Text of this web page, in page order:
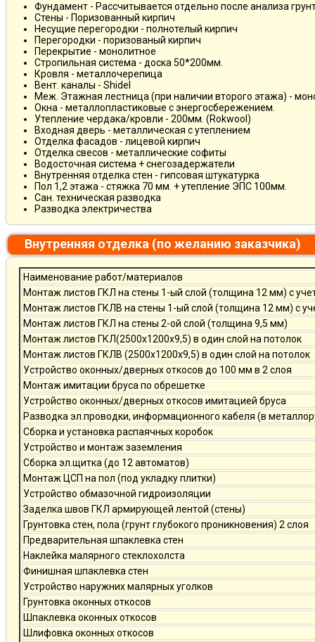
Фундамент - Рассчитывается отдельно после анализа
Стены - Поризованный кирпич
Несущие перегородки - полнотелый кирпич
Перегородки - поризованый кирпич
Перекрытие - монолитное
Стропильная система - доска 50*200мм.
Кровля - металлочерепица
Вент. каналы - Shidel
Меж. Этажная лестница (при наличии второго этажа) -
Окна - металлопластиковые с энергосбережением.
Утепление чердака/кровли - 200мм. (Rokwool)
Входная дверь - металлическая с утеплением
Отделка фасадов - лицевой кирпич
Отделка свесов - металлические софиты
Водосточная система + снегозадержатели
Внутренняя отделка стен - гипсовая штукатурка
Пол 1,2 этажа - стяжка 70 мм. + утепление ЭПС 100мм.
Сан. техническая разводка
Разводка электричества
Внутренняя отделка (по желанию заказчика)
Наименование работ/материалов
Монтаж листов ГКЛ на стены 1-ый слой (толщина 12 мм) с
Монтаж листов ГКЛВ на стены 1-ый слой (толщина 12 мм) с
Монтаж листов ГКЛ на стены 2-ой слой (толщина 9,5 мм)
Монтаж листов ГКЛ(2500х1200х9,5) в один слой на потолок
Монтаж листов ГКЛВ (2500х1200х9,5) в один слой на потолок
Устройство оконных/дверных откосов до 100 мм в 2 слоя
Монтаж имитации бруса по обрешетке
Устройство оконных/дверных откосов имитацией бруса
Разводка эл.проводки, информационного кабеля (в
Сборка и установка распаячных коробок
Устройство и монтаж заземления
Сборка эл.щитка (до 12 автоматов)
Монтаж ЦСП на пол (под укладку плитки)
Устройство обмазочной гидроизоляции
Заделка швов ГКЛ армирующей лентой (стены)
Грунтовка стен, пола (грунт глубокого проникновения) 2 слоя
Предварительная шпаклевка стен
Наклейка малярного стеклохолста
Финишная шпаклевка стен
Устройство наружних малярных уголков
Грунтовка оконных откосов
Шпаклевка оконных откосов
Шлифовка оконных откосов